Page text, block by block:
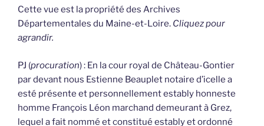
Cette vue est la propriété des Archives
Départementales du Maine-et-Loire. Cliquez pour
agrandir.
PJ (procuration) : En la cour royal de Château-Gontier
par devant nous Estienne Beauplet notaire d’icelle a
esté présente et personnellement estably honneste
homme François Léon marchand demeurant à Grez,
lequel a fait nommé et constitué estably et ordonné